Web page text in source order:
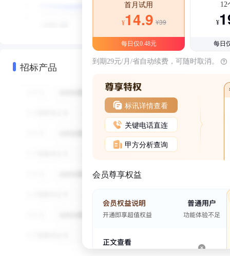
招标产品
首月试用
¥14.9 ¥39
每日仅0.48元
12
¥
每日
到期29元/月/省自动续费，可随时取消。
标讯详情查看
关键电话直连
甲方分析查询
会员尊享权益